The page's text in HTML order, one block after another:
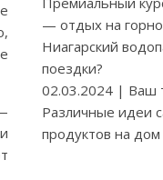
— отдых на
Ниагарский
поездки?
02.03.2024 | Ваш
Различные идеи
продуктов на дом